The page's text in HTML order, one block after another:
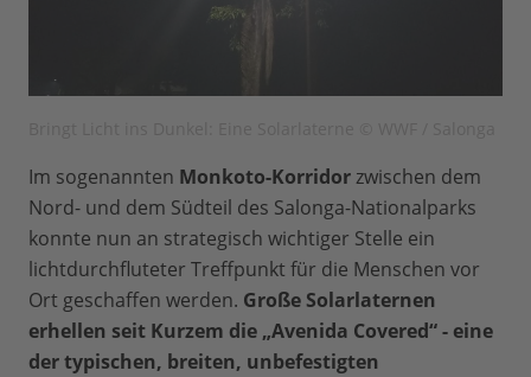
Im sogenannten Monkoto-Korridorzwischen dem
Nord- und dem Südteil des Salonga-Nationalparks
konnte nun an strategisch wichtiger Stelle ein
lichtdurchfluteter Treffpunkt für die Menschen vor
Ort geschaffen werden. Große Solarlaternen
erhellen seit Kurzem die „Avenida Covered“ - eine
der typischen, breiten, unbefestigten